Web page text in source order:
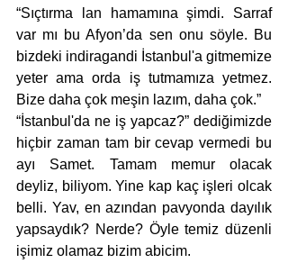
“Sıçtırma lan hamamına şimdi. Sarraf
var mı bu Afyon’da sen onu söyle. Bu
bizdeki indiragandi İstanbul'a gitmemize
yeter ama orda iş tutmamıza yetmez.
Bize daha çok meşin lazım, daha çok.”
“İstanbul'da ne iş yapcaz?” dediğimizde
hiçbir zaman tam bir cevap vermedi bu
ayı Samet. Tamam memur olacak
deyliz, biliyom. Yine kap kaç işleri olcak
belli. Yav, en azından pavyonda dayılık
yapsaydık? Nerde? Öyle temiz düzenli
işimiz olamaz bizim abicim.